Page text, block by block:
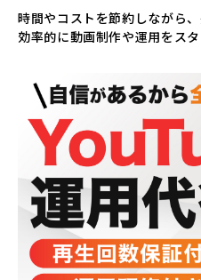
CONTACTお問い合わせ
時間やコストを節約しながら
効率的に動画制作や運用をスタ